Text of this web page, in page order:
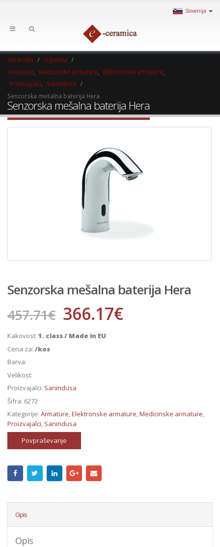
Slovenija
Keramika
Trgovina
Armature
Medicinske armature Elektronske armature
Proizvajalci
Sanindusa
Senzorska mešalna baterija Hera
Senzorska mešalna baterija Hera
Senzorska mešalna baterija Hera
457.71€ 366.17€
Kakovost: 1. class / Made in EU
Cena za: /kos
Barva:
Velikost:
Proizvajalci: Sanindusa
Šifra: 6272
Kategorije: Armature,Elektronske armature,Medicinske armature,
Proizvajalci, Sanindusa
Povpraševanje
Opis
Opis